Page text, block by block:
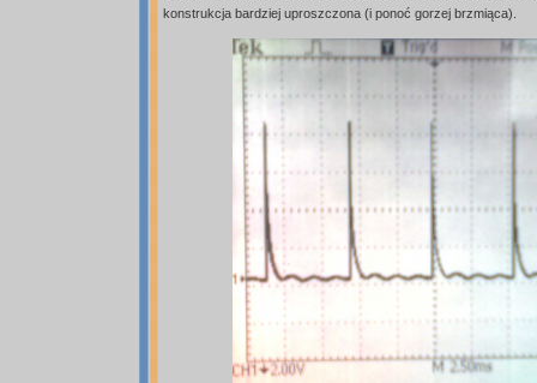
konstrukcja bardziej uproszczona (i ponoć gorzej brzmiąca).